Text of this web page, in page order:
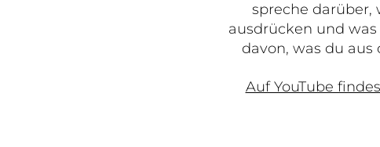
spreche darüber,
ausdrücken und
davon, was du
Auf YouTube